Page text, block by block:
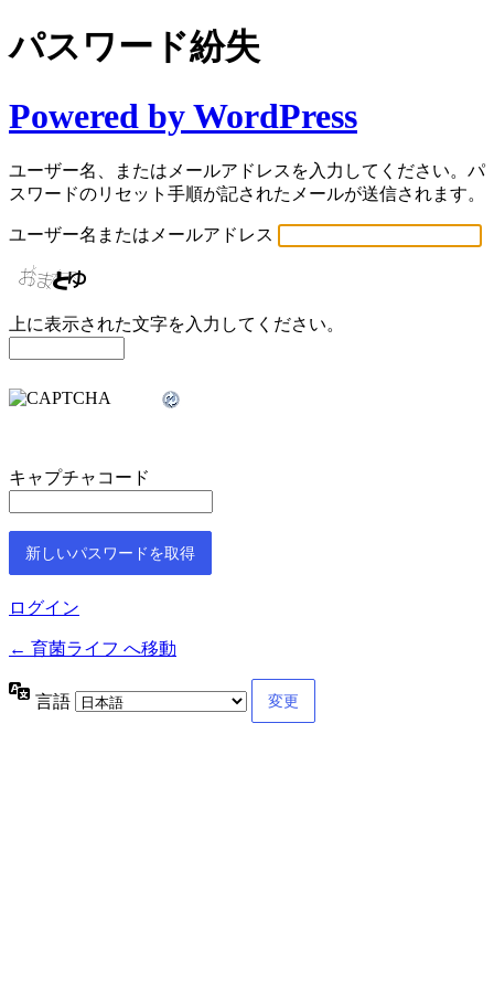
パスワード紛失
Powered by WordPress
ユーザー名、またはメールアドレスを入力してください。パ
スワードのリセット手順が記されたメールが送信されます。
ユーザー名またはメールアドレス
上に表示された文字を入力してください。
キャプチャコード
ログイン
← 育菌ライフ へ移動
言語